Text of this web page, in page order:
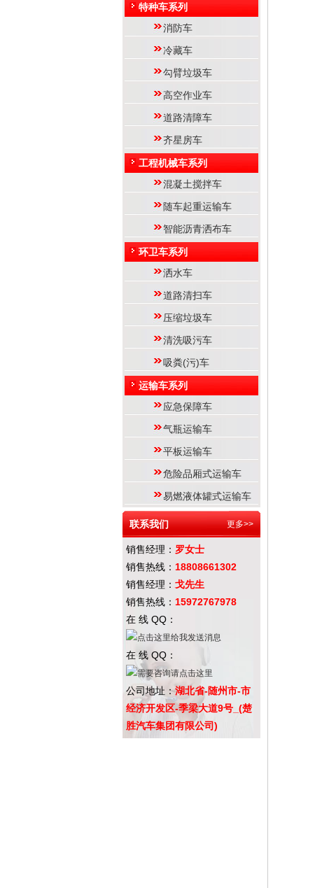
特种车系列
消防车
冷藏车
勾臂垃圾车
高空作业车
道路清障车
齐星房车
工程机械车系列
混凝土搅拌车
随车起重运输车
智能沥青洒布车
环卫车系列
洒水车
道路清扫车
压缩垃圾车
清洗吸污车
吸粪(污)车
运输车系列
应急保障车
气瓶运输车
平板运输车
危险品厢式运输车
易燃液体罐式运输车
联系我们 更多>>
销售经理： 罗女士
销售热线： 18808661302
销售经理： 戈先生
销售热线： 15972767978
在 线 QQ：
在 线 QQ：
公司地址：湖北省-随州市-市
经济开发区-季梁大道9号_(楚
胜汽车集团有限公司)